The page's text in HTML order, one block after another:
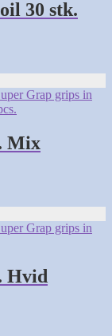
30 stk.
Mix
Hvid